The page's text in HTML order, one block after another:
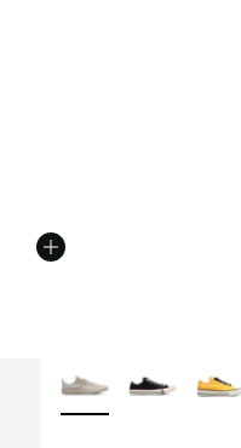
Plus de couleurs